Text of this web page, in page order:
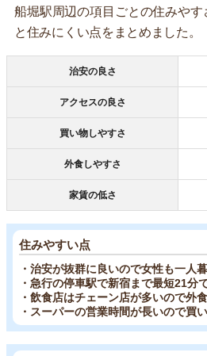
船堀駅周辺の項目ごとの住みや
と住みにくい点をまとめました。
治安の良さ
アクセスの良さ
買い物しやすさ
外食しやすさ
家賃の低さ
住みやすい点
・治安が抜群に良いので女性も一人
・急行の停車駅で新宿まで最短21分
・飲食店はチェーン店が多いので外
・スーパーの営業時間が長いので買